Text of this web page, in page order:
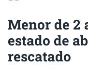
Menor de 2
estado de
rescatado